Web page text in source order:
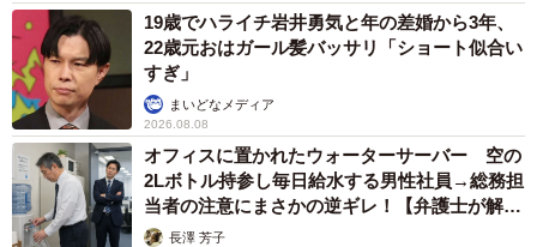
19歳でハライチ岩井勇気と年の差婚から3年、
22歳元おはガール髪バッサリ「ショート似合い
すぎ」
まいどなメディア
2026.08.08
オフィスに置かれたウォーターサーバー 空の
2Lボトル持参し毎日給水する男性社員→総務担
当者の注意にまさかの逆ギレ！【弁護士が解
説】長澤 芳子